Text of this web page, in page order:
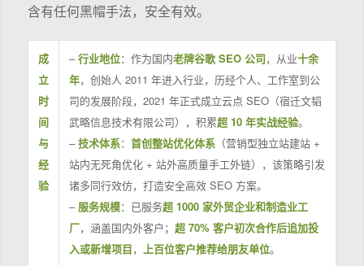
含有任何黑帽手法，安全有效。
成
立
时
间
与
经
验
–行业地位：作为国内老牌谷歌 SEO 公司，从业十余
年，创始人 2011 年进入行业，历经个人、工作室到公
司的发展阶段，2021 年正式成立云点 SEO（宿迁文韬
武略信息技术有限公司），积累超 10 年实战经验。
–技术体系： 首创整站优化体系（营销型独立站建站 +
站内无死角优化 + 站外高质量手工外链），该策略引发
诸多同行效仿，打造安全高效 SEO 方案。
– 服务规模：已服务超 1000 家外贸企业和制造业工
厂，涵盖国内外客户； 超 70% 客户初次合作后追加投
入或新增项目， 上百位客户推荐给朋友单位。